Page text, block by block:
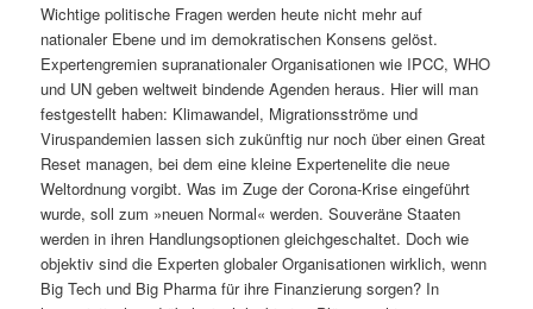
Wichtige politische Fragen werden heute nicht mehr auf
nationaler Ebene und im demokratischen Konsens gelöst.
Expertengremien supranationaler Organisationen wie IPCC, WHO
und UN geben weltweit bindende Agenden heraus. Hier will man
festgestellt haben: Klimawandel, Migrationsströme und
Viruspandemien lassen sich zukünftig nur noch über einen Great
Reset managen, bei dem eine kleine Expertenelite die neue
Weltordnung vorgibt. Was im Zuge der Corona-Krise eingeführt
wurde, soll zum »neuen Normal« werden. Souveräne Staaten
werden in ihren Handlungsoptionen gleichgeschaltet. Doch wie
objektiv sind die Experten globaler Organisationen wirklich, wenn
Big Tech und Big Pharma für ihre Finanzierung sorgen? In